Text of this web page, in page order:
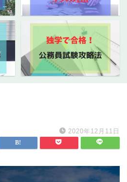
2020年12月11日